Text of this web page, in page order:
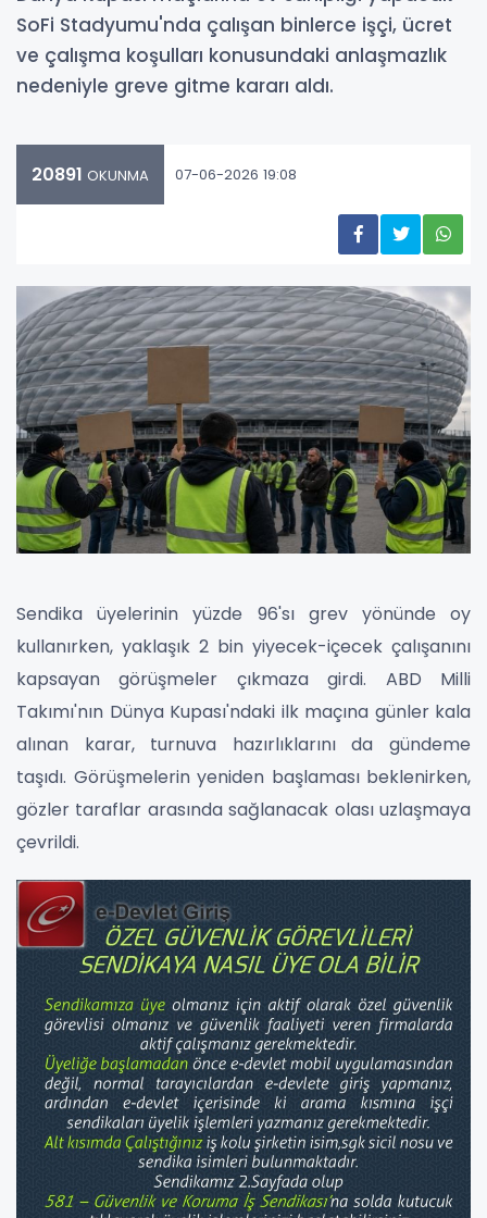
SoFi Stadyumu'nda çalışan binlerce işçi, ücret
ve çalışma koşulları konusundaki anlaşmazlık
nedeniyle greve gitme kararı aldı.
20891 OKUNMA 07-06-2026 19:08
Sendika üyelerinin yüzde 96'sı grev yönünde oy
kullanırken, yaklaşık 2 bin yiyecek-içecek çalışanını
kapsayan görüşmeler çıkmaza girdi. ABD Milli
Takımı'nın Dünya Kupası'ndaki ilk maçına günler kala
alınan karar, turnuva hazırlıklarını da gündeme
taşıdı. Görüşmelerin yeniden başlaması beklenirken,
gözler taraflar arasında sağlanacak olası uzlaşmaya
çevrildi.